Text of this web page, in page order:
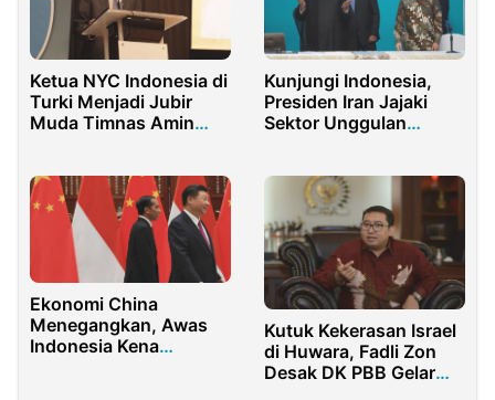
Ketua NYC Indonesia di
Turki Menjadi Jubir
Muda Timnas Amin
Kunjungi Indonesia,
Presiden Iran Jajaki
Sektor Unggulan
Ekonomi China
Menegangkan, Awas
Indonesia Kena
Kutuk Kekerasan Israel
di Huwara, Fadli Zon
Desak DK PBB Gelar